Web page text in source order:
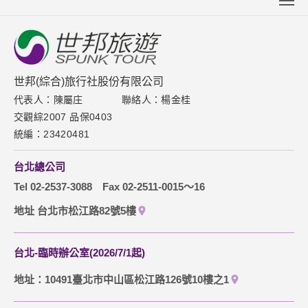
新聞中心
聯絡我們
下載專區
網站導覽
取消訂單說明
隱私權保護政策
世邦(綜合)旅行社股份有限公司
代表人：陳屬庄
聯絡人：楊金桂
交觀綜2007 品保0403
統編：23420481
台北總公司
Tel 02-2537-3088
Fax 02-2511-0015～16
地址 台北市松江路82號5樓
台北-臨時辦公室(2026/7/1起)
地址：10491臺北市中山區松江路126號10樓之1